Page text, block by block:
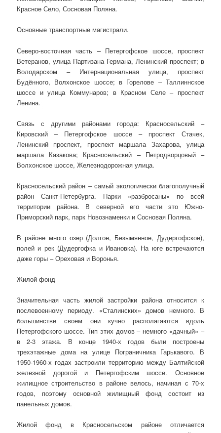
Красное Село, Сосновая Поляна.
Основные транспортные магистрали.
Северо-восточная часть – Петергофское шоссе, проспект
Ветеранов, улица Партизана Германа, Ленинский проспект; в
Володарском – Интернациональная улица, проспект
Будённого, Волхонское шоссе; в Горелове – Таллиннское
шоссе и улица Коммунаров; в Красном Селе – проспект
Ленина.
Связь с другими районами города: Красносельский –
Кировский – Петергофское шоссе – проспект Стачек,
Ленинский проспект, проспект маршала Захарова, улица
маршала Казакова; Красносельский – Петродворцовый –
Волхонское шоссе, Железнодорожная улица.
Красносельский район – самый экологически благополучный
район Санкт-Петербурга. Парки «разбросаны» по всей
территории района. В северной его части это Южно-
Приморский парк, парк Новознаменки и Сосновая Поляна.
В районе много озер (Долгое, Безымянное, Дудергофское),
полей и рек (Дудергофка и Ивановка). На юге встречаются
даже горы – Ореховая и Воронья.
Жилой фонд
Значительная часть жилой застройки района относится к
послевоенному периоду. «Сталинских» домов немного. В
большинстве своем они кучно располагаются вдоль
Петергофского шоссе. Тип этих домов – немного «дачный» –
в 2-3 этажа. В конце 1940-х годов были построены
трехэтажные дома на улице Пограничника Гарькавого. В
1950-1960-х годах застроили территорию между Балтийской
железной дорогой и Петергофским шоссе. Основное
жилищное строительство в районе велось, начиная с 70-х
годов, поэтому основной жилищный фонд состоит из
панельных домов.
Жилой фонд в Красносельском районе отличается